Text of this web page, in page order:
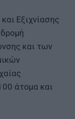
Εξιχνίασης
και των
άτομα και